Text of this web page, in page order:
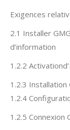
Exigences
2.1 Installer
d’information
1.2.2
1.2.3 Installation
1.2.4
1.2.5 Connexion